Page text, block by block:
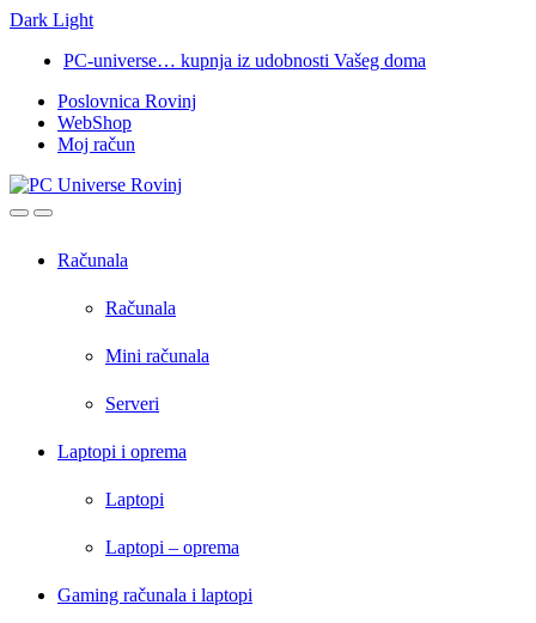
Dark Light
navigation
content
PC-universe… kupnja iz udobnosti Vašeg doma
Poslovnica Rovinj
WebShop
Moj račun
OpenClose
Računala
Računala
Mini računala
Serveri
Laptopi i oprema
Laptopi
Laptopi – oprema
Gaming računala i laptopi